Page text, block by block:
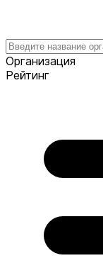
Организация
Рейтинг